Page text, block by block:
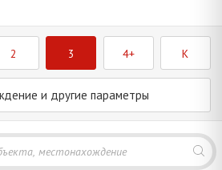
2 3 4+ K
и другие параметры